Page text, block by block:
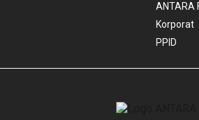
ANTARA
Korporat
PPID